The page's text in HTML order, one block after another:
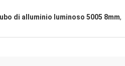
di alluminio luminoso 5005 8mm,